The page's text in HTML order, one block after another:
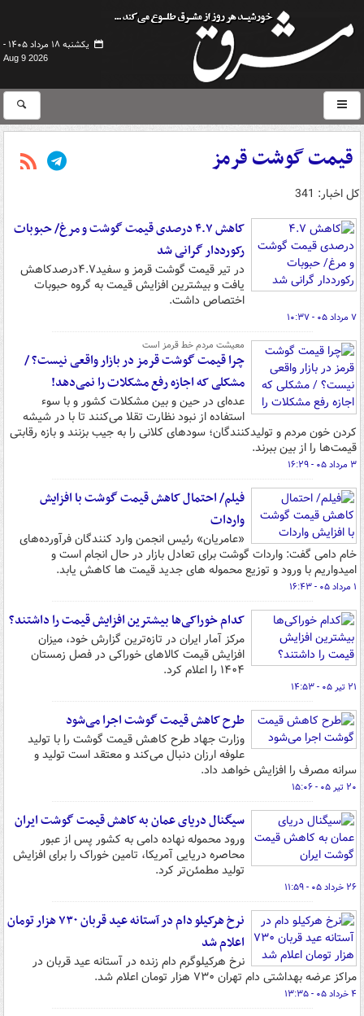
یکشنبه ۱۸ مرداد ۱۴۰۵ -
Aug 9 2026
قیمت گوشت قرمز
کل اخبار: 341
کاهش ۴.۷ درصدی قیمت گوشت و مرغ/ حبوبات
رکورددار گرانی شد
در تیر قیمت گوشت قرمز و سفید۴.۷درصدکاهش
یافت و بیشترین افزایش قیمت به گروه حبوبات
اختصاص داشت.
۷ مرداد ۰۵ - ۱۰:۳۷
معیشت مردم خط قرمز است
چرا قیمت گوشت قرمز در بازار واقعی نیست؟ /
مشکلی که اجازه رفع مشکلات را نمی‌دهد!
عده‌ای در حین و بین مشکلات کشور و با سوء
استفاده از نبود نظارت تقلا می‌کنند تا با در شیشه
کردن خون مردم و تولیدکنندگان؛ سودهای کلانی را به جیب بزنند و بازه رقابتی
قیمت‌ها را از بین ببرند.
۳ مرداد ۰۵ - ۱۶:۲۹
فیلم/ احتمال کاهش قیمت گوشت با افزایش
واردات
«عامریان» رئیس انجمن وارد کنندگان فرآورده‌های
خام دامی گفت: واردات گوشت برای تعادل بازار در حال انجام است و
امیدواریم با ورود و توزیع محموله های جدید قیمت ها کاهش یابد.
۱ مرداد ۰۵ - ۱۶:۴۳
کدام خوراکی‌ها بیشترین افزایش قیمت را داشتند؟
مرکز آمار ایران در تازه‌ترین گزارش خود، میزان
افزایش قیمت کالاهای خوراکی در فصل زمستان
۱۴۰۴ را اعلام کرد.
۲۱ تیر ۰۵ - ۱۴:۵۳
طرح کاهش قیمت گوشت اجرا می‌شود
وزارت جهاد طرح کاهش قیمت گوشت را با تولید
علوفه ارزان دنبال می‌کند و معتقد است تولید و
سرانه مصرف را افزایش خواهد داد.
۲۰ تیر ۰۵ - ۱۵:۰۶
سیگنال دریای عمان به کاهش قیمت گوشت ایران
ورود محموله نهاده دامی به کشور پس از عبور
محاصره دریایی آمریکا، تامین خوراک را برای افزایش
تولید مطمئن‌تر کرد.
۲۶ خرداد ۰۵ - ۱۱:۵۹
نرخ هرکیلو دام در آستانه عید قربان ۷۳۰ هزار تومان
اعلام شد
نرخ هرکیلوگرم دام زنده در آستانه عید قربان در
مراکز عرضه بهداشتی دام تهران ۷۳۰ هزار تومان اعلام شد.
۴ خرداد ۰۵ - ۱۳:۳۵